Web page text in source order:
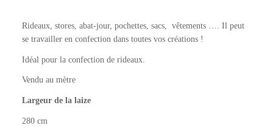
Rideaux, stores, abat-jour, pochettes, sacs, vêtements …. Il peut
se travailler en confection dans toutes vos créations !
Idéal pour la confection de rideaux.
Vendu au mètre
Largeur de la laize
280 cm